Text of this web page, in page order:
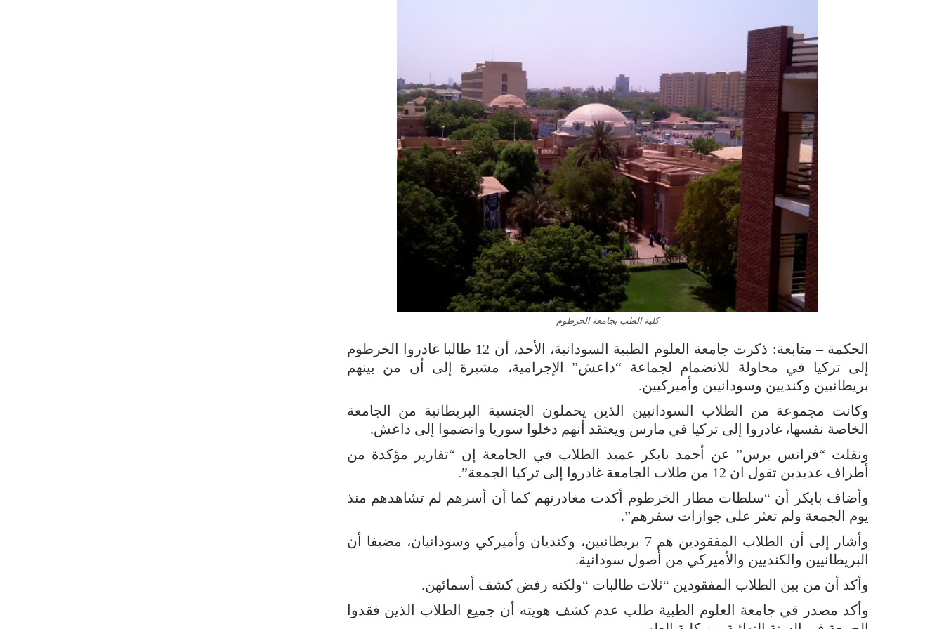
كلية الطب بجامعة الخرطوم
الحكمة – متابعة: ذكرت جامعة العلوم الطبية السودانية، الأحد، أن 12 طالبا غادروا الخرطوم
إلى تركيا في محاولة للانضمام لجماعة “داعش” الإجرامية، مشيرة إلى أن من بينهم
بريطانيين وكنديين وسودانيين وأميركيين.
وكانت مجموعة من الطلاب السودانيين الذين يحملون الجنسية البريطانية من الجامعة
الخاصة نفسها، غادروا إلى تركيا في مارس ويعتقد أنهم دخلوا سوريا وانضموا إلى داعش.
ونقلت “فرانس برس” عن أحمد بابكر عميد الطلاب في الجامعة إن “تقارير مؤكدة من
أطراف عديدين تقول ان 12 من طلاب الجامعة غادروا إلى تركيا الجمعة”.
وأضاف بابكر أن “سلطات مطار الخرطوم أكدت مغادرتهم كما أن أسرهم لم تشاهدهم منذ
يوم الجمعة ولم تعثر على جوازات سفرهم”.
وأشار إلى أن الطلاب المفقودين هم 7 بريطانيين، وكنديان وأميركي وسودانيان، مضيفا أن
البريطانيين والكنديين والأميركي من أصول سودانية.
وأكد أن من بين الطلاب المفقودين “ثلاث طالبات “ولكنه رفض كشف أسمائهن.
وأكد مصدر في جامعة العلوم الطبية طلب عدم كشف هويته أن جميع الطلاب الذين فقدوا